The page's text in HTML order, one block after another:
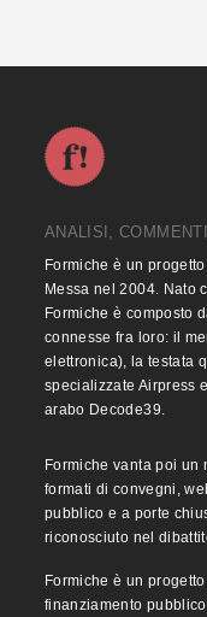
ANALISI,
Formiche è un
Messa nel 2004. Nato
Formiche è composto
connesse fra loro: il
elettronica), la testata
specializzate Airpress
arabo Decode39.
Formiche vanta poi un
formati di convegni,
pubblico e a porte
riconosciuto nel
Formiche è un
finanziamento